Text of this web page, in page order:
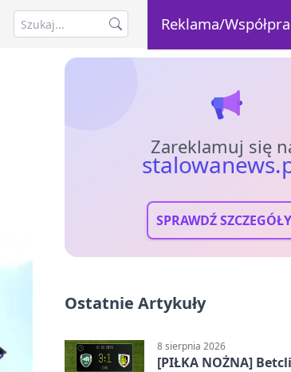
Reklama/
Zareklamuj się
SPRAWDŹ SZCZEGÓŁY
Ostatnie Artykuły
8 sierpnia 2026
[PIŁKA NOŻNA]